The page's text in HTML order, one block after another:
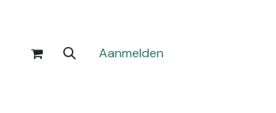
Aanmelden